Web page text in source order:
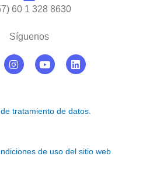
60 1 328 8630
Síguenos
I
n
g
Y
o
b
L
i
d
tratamiento de datos.
de uso del sitio web